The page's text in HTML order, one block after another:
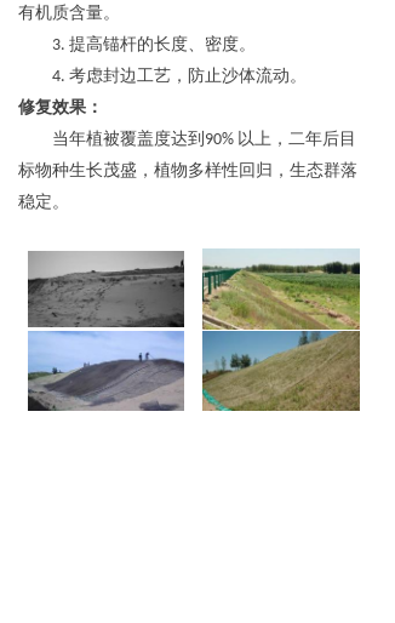
有机质含量。
3. 提高锚杆的长度、密度。
4. 考虑封边工艺，防止沙体流动。
修复效果 ：
当年植被覆盖度达到90% 以上，二年后目
标物种生长茂盛，植物多样性回归，生态群落
稳定。